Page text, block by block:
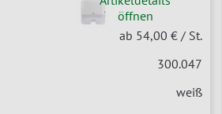
öffnen
ab 54,00 € / St.
300.047
weiß